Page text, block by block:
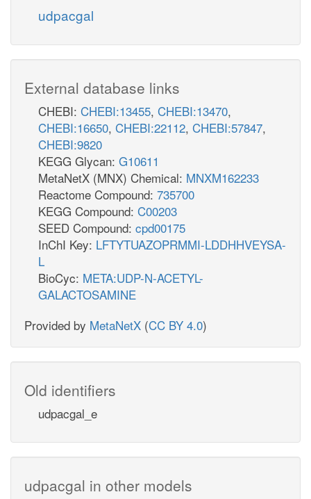
udpacgal
External database links
CHEBI: CHEBI:13455, CHEBI:13470,
CHEBI:16650, CHEBI:22112, CHEBI:57847,
CHEBI:9820
KEGG Glycan: G10611
MetaNetX (MNX) Chemical: MNXM162233
Reactome Compound: 735700
KEGG Compound: C00203
SEED Compound: cpd00175
InChI Key: LFTYTUAZOPRMMI-LDDHHVEYSA-
L
BioCyc: META:UDP-N-ACETYL-
GALACTOSAMINE
Provided by MetaNetX (CC BY 4.0)
Old identifiers
udpacgal_e
udpacgal in other models